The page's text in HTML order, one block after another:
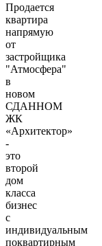
Продается
квартира
напрямую
от
застройщика
"Атмосфера"
в
новом
СДАННОМ
ЖК
«Архитектор»
-
это
второй
дом
класса
бизнес
с
индивидуальным
поквартирным